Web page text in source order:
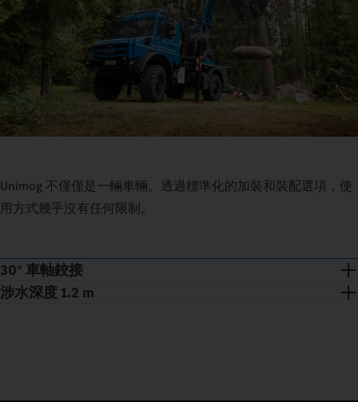
Unimog 不僅僅是一輛車輛。透過標準化的加裝和裝配選項，使
用方式幾乎沒有任何限制。
30° 車軸鉸接
涉水深度 1.2 m